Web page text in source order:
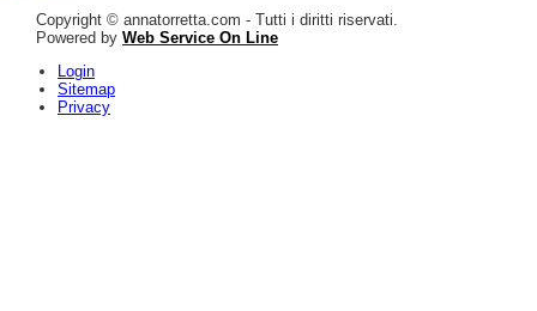
Copyright © annatorretta.com - Tutti i diritti riservati.
Powered by Web Service On Line
Login
Sitemap
Privacy